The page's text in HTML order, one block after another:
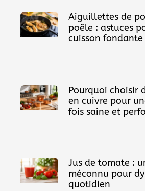
Aiguillettes de
poêle : astuces
cuisson
Pourquoi choisir
en cuivre pour
fois saine et
Jus de tomate :
méconnu pour
quotidien